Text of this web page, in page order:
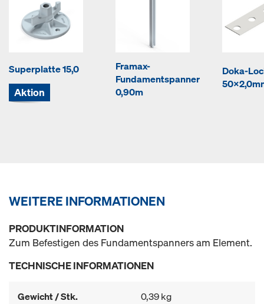
Superplatte 15,0
Aktion
Framax-
Fundamentspanner
0,90m
Doka-
WEITERE INFORMATIONEN
PRODUKTINFORMATION
Zum Befestigen des Fundamentspanners am Element.
TECHNISCHE INFORMATIONEN
Gewicht / Stk. 0,39 kg